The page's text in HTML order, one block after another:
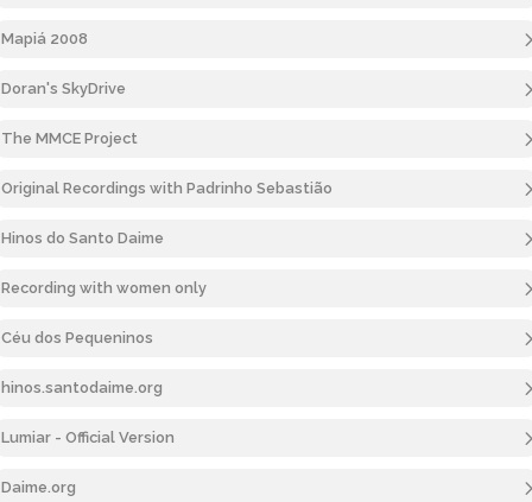
Mapiá 2008
Doran's SkyDrive
The MMCE Project
Original Recordings with Padrinho Sebastião
Hinos do Santo Daime
Recording with women only
Céu dos Pequeninos
hinos.santodaime.org
Lumiar - Official Version
Daime.org